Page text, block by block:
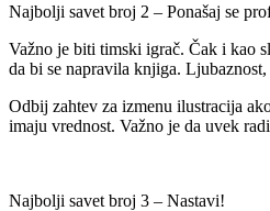
Najbolji savet broj 2 – Ponašaj se
Važno je biti timski igrač. Čak i kao
da bi se napravila knjiga.
Odbij zahtev za izmenu ilustracija
imaju vrednost. Važno je da uvek
Najbolji savet broj 3 – Nastavi!